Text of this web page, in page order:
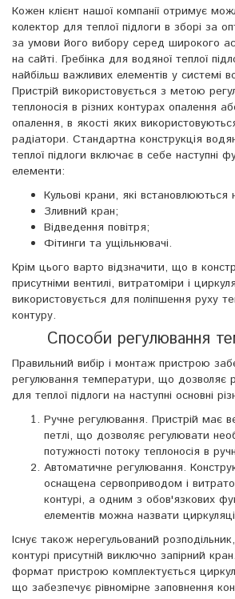
Кожен клієнт нашої компанії отримує
колектор для теплої підлоги в зборі за
за умови його вибору серед широкого
на сайті. Гребінка для водяної теплої
найбільш важливих елементів у системі
Пристрій використовується з метою
теплоносія в різних контурах опалення
опалення, в якості яких
радіатори. Стандартна конструкція
теплої підлоги включає в себе наступні
елементи:
Кульові крани, які встановлюються
Зливний кран;
Відведення повітря;
Фітинги та ущільнювачі.
Крім цього варто відзначити, що в
присутніми вентилі, витратоміри і
використовується для поліпшення руху
контуру.
Способи регулювання
Правильний вибір і монтаж пристрою
регулювання температури, що дозволяє
для теплої підлоги на наступні основні
Ручне регулювання. Пристрій має
петлі, що дозволяє регулювати
потужності потоку теплоносія в
Автоматичне регулювання.
оснащена сервоприводом і
контурі, а одним з обов'язкових
елементів можна назвати
Існує також нерегульований
контурі присутній виключно запірний
формат пристрою комплектується
що забезпечує рівномірне заповнення